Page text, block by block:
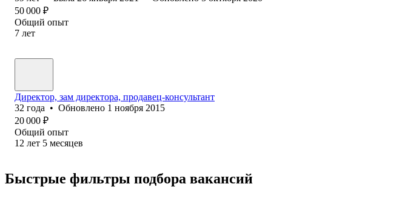
50 000 ₽
Общий опыт
7 лет
Директор, зам директора, продавец-консультант
32 года • Обновлено 1 ноября 2015
20 000 ₽
Общий опыт
12 лет 5 месяцев
Быстрые фильтры подбора вакансий